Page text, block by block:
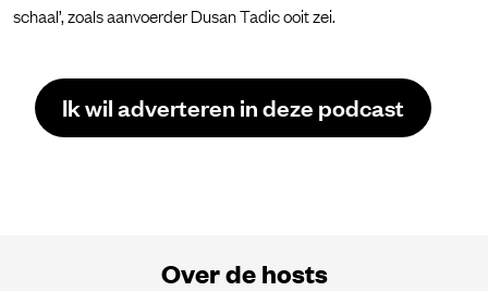
schaal’, zoals aanvoerder Dusan Tadic ooit zei.
Ik wil adverteren in deze podcast
Over de hosts